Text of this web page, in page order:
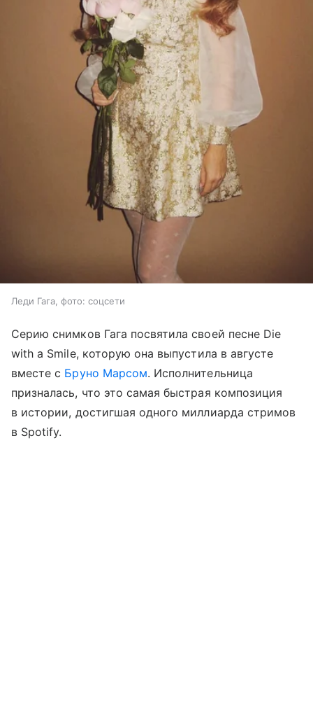
Леди Гага, фото: соцсети
Серию снимков Гага посвятила своей песне Die
with a Smile, которую она выпустила в августе
вместе с Бруно Марсом. Исполнительница
призналась, что это самая быстрая композиция
в истории, достигшая одного миллиарда стримов
в Spotify.